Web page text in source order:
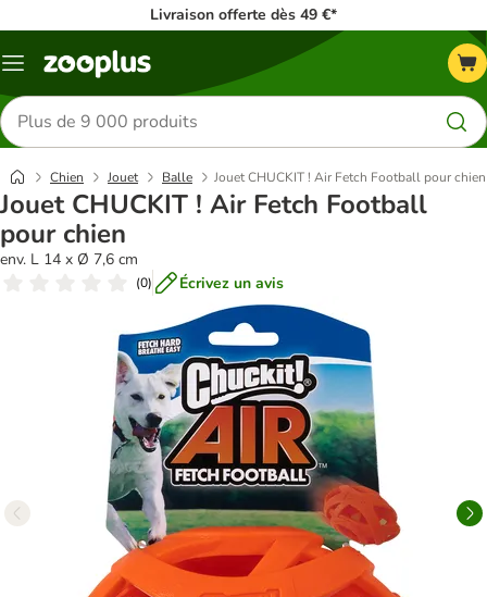
Livraison offerte dès 49 €*
Menu
Rechercher
des
produits
Chien Jouet Balle Jouet CHUCKIT ! Air Fetch Football pour chien
Jouet CHUCKIT ! Air Fetch Football
pour chien
env. L 14 x Ø 7,6 cm
(0) Écrivez un avis